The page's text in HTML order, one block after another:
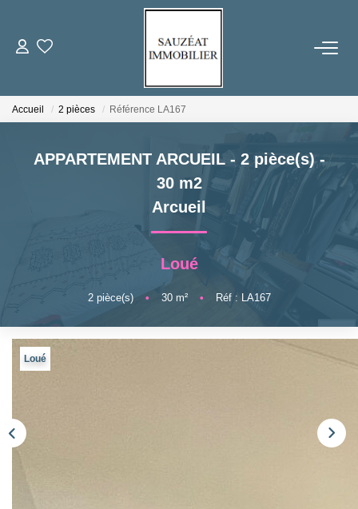
ESTIMER
FAIRE GÉRER
Accueil 2 pièces Référence LA167
APPARTEMENT ARCUEIL - 2 pièce(s) -
30 m2
Arcueil
Loué
2pièce(s) • 30m² • Réf : LA167
Loué